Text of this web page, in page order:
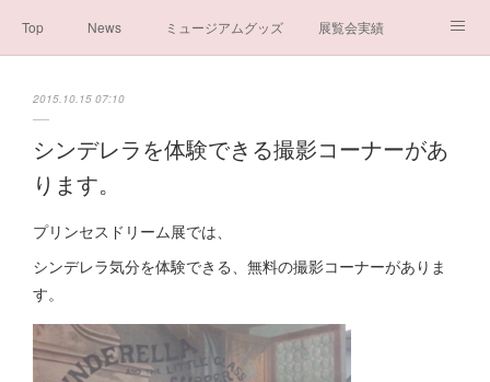
Top News ミュージアムグッズ 展覧会実績
お問い合わせ
2015.10.15 07:10
シンデレラを体験できる撮影コーナーがあ
ります。
プリンセスドリーム展では、
シンデレラ気分を体験できる、無料の撮影コーナーがありま
す。